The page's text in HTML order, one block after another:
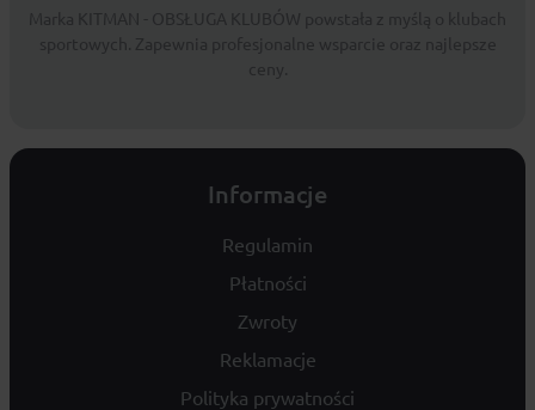
Informacje
Regulamin
Płatności
Zwroty
Reklamacje
Polityka prywatności